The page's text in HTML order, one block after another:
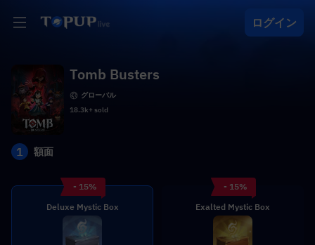
ログイン
Tomb Busters
グローバル
18.3k+ sold
1 額面
- 15%
Deluxe Mystic Box
- 15%
Exalted Mystic Box